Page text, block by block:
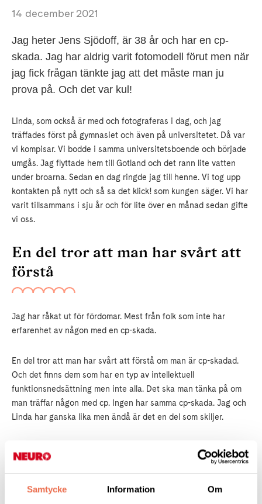
Samtycke Information Om
14 december 2021
Jag heter Jens Sjödoff, är 38 år och har en cp-
skada. Jag har aldrig varit fotomodell förut men när
jag fick frågan tänkte jag att det måste man ju
prova på. Och det var kul!
Linda, som också är med och fotograferas i dag, och jag
träffades först på gymnasiet och även på universitetet. Då var
vi kompisar. Vi bodde i samma universitetsboende och började
umgås. Jag flyttade hem till Gotland och det rann lite vatten
under broarna. Sedan en dag ringde jag till henne. Vi tog upp
kontakten på nytt och så sa det klick! som kungen säger. Vi har
varit tillsammans i sju år och för lite över en månad sedan gifte
vi oss.
En del tror att man har svårt att
förstå
Jag har råkat ut för fördomar. Mest från folk som inte har
erfarenhet av någon med en cp-skada.
En del tror att man har svårt att förstå om man är cp-skadad.
Och det finns dem som har en typ av intellektuell
funktionsnedsättning men inte alla. Det ska man tänka på om
man träffar någon med cp. Ingen har samma cp-skada. Jag och
Linda har ganska lika men ändå är det en del som skiljer.
Jag fick inte avsluta min utbildning men jag har pluggat
statsvetenskap och tidigare läste jag juridik.
Läs mer på neuro.se